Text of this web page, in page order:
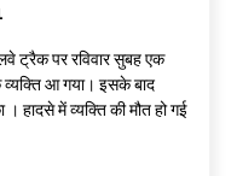
ट्रैक पर रविवार सुबह एक
आ गया। इसके बाद
। हादसे में व्यक्ति की मौत हो गई